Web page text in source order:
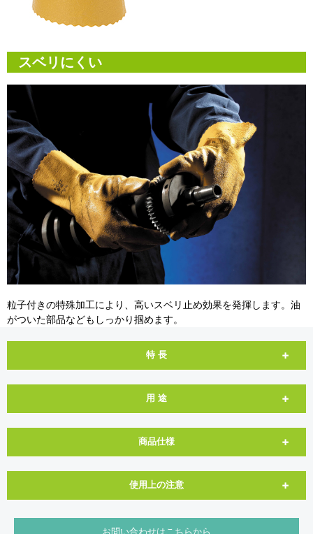
スベリにくい
粒子付きの特殊加工により、高いスベリ止め効果を発揮します。油
がついた部品などもしっかり掴めます。
特 長
用 途
商品仕様
使用上の注意
お問い合わせはこちらから